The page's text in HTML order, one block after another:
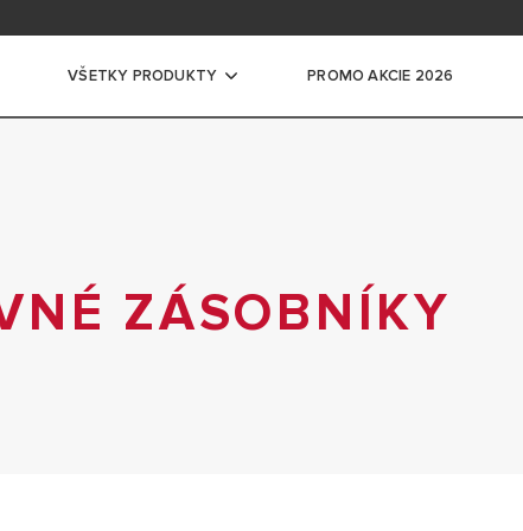
pre profesionálov
VŠETKY PRODUKTY PROMO AKCIE 2026
ZÁSOBNÍKY